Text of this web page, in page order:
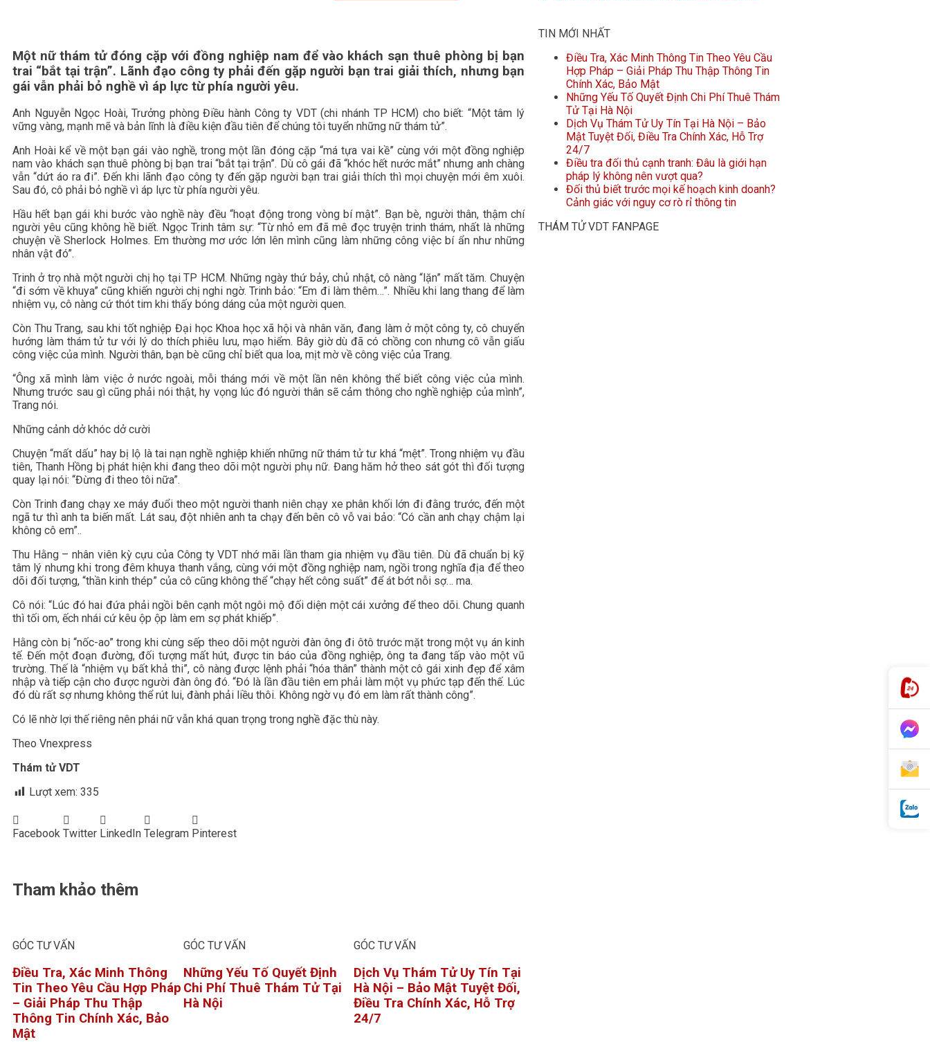
Một nữ thám tử đóng cặp với đồng nghiệp nam để vào khách sạn thuê phòng bị bạn
trai “bắt tại trận”. Lãnh đạo công ty phải đến gặp người bạn trai giải thích, nhưng bạn
gái vẫn phải bỏ nghề vì áp lực từ phía người yêu.
Anh Nguyễn Ngọc Hoài, Trưởng phòng Điều hành Công ty VDT (chi nhánh TP HCM) cho biết: “Một tâm lý
vững vàng, mạnh mẽ và bản lĩnh là điều kiện đầu tiên để chúng tôi tuyển những nữ thám tử”.
Anh Hoài kể về một bạn gái vào nghề, trong một lần đóng cặp “má tựa vai kề” cùng với một đồng nghiệp
nam vào khách sạn thuê phòng bị bạn trai “bắt tại trận”. Dù cô gái đã “khóc hết nước mắt” nhưng anh chàng
vẫn “dứt áo ra đi”. Đến khi lãnh đạo công ty đến gặp người bạn trai giải thích thì mọi chuyện mới êm xuôi.
Sau đó, cô phải bỏ nghề vì áp lực từ phía người yêu.
Hầu hết bạn gái khi bước vào nghề này đều “hoạt động trong vòng bí mật”. Bạn bè, người thân, thậm chí
người yêu cũng không hề biết. Ngọc Trinh tâm sự: “Từ nhỏ em đã mê đọc truyện trinh thám, nhất là những
chuyện về Sherlock Holmes. Em thường mơ ước lớn lên mình cũng làm những công việc bí ẩn như những
nhân vật đó”.
Trinh ở trọ nhà một người chị họ tại TP HCM. Những ngày thứ bảy, chủ nhật, cô nàng “lặn” mất tăm. Chuyện
“đi sớm về khuya” cũng khiến người chị nghi ngờ. Trinh bảo: “Em đi làm thêm…”. Nhiều khi lang thang để làm
nhiệm vụ, cô nàng cứ thót tim khi thấy bóng dáng của một người quen.
Còn Thu Trang, sau khi tốt nghiệp Đại học Khoa học xã hội và nhân văn, đang làm ở một công ty, cô chuyển
hướng làm thám tử tư với lý do thích phiêu lưu, mạo hiểm. Bây giờ dù đã có chồng con nhưng cô vẫn giấu
công việc của mình. Người thân, bạn bè cũng chỉ biết qua loa, mịt mờ về công việc của Trang.
“Ông xã mình làm việc ở nước ngoài, mỗi tháng mới về một lần nên không thể biết công việc của mình.
Nhưng trước sau gì cũng phải nói thật, hy vọng lúc đó người thân sẽ cảm thông cho nghề nghiệp của mình”,
Trang nói.
Những cảnh dở khóc dở cười
Chuyện “mất dấu” hay bị lộ là tai nạn nghề nghiệp khiến những nữ thám tử tư khá “mệt”. Trong nhiệm vụ đầu
tiên, Thanh Hồng bị phát hiện khi đang theo dõi một người phụ nữ. Đang hăm hở theo sát gót thì đối tượng
quay lại nói: “Đừng đi theo tôi nữa”.
Còn Trinh đang chạy xe máy đuổi theo một người thanh niên chạy xe phân khối lớn đi đằng trước, đến một
ngã tư thì anh ta biến mất. Lát sau, đột nhiên anh ta chạy đến bên cô vỗ vai bảo: “Có cần anh chạy chậm lại
không cô em”..
Thu Hằng – nhân viên kỳ cựu của Công ty VDT nhớ mãi lần tham gia nhiệm vụ đầu tiên. Dù đã chuẩn bị kỹ
tâm lý nhưng khi trong đêm khuya thanh vắng, cùng với một đồng nghiệp nam, ngồi trong nghĩa địa để theo
dõi đối tượng, “thần kinh thép” của cô cũng không thể “chạy hết công suất” để át bớt nỗi sợ… ma.
Cô nói: “Lúc đó hai đứa phải ngồi bên cạnh một ngôi mộ đối diện một cái xưởng để theo dõi. Chung quanh
thì tối om, ếch nhái cứ kêu ộp ộp làm em sợ phát khiếp”.
Hằng còn bị “nốc-ao” trong khi cùng sếp theo dõi một người đàn ông đi ôtô trước mặt trong một vụ án kinh
tế. Đến một đoạn đường, đối tượng mất hút, được tin báo của đồng nghiệp, ông ta đang tấp vào một vũ
trường. Thế là “nhiệm vụ bất khả thi”, cô nàng được lệnh phải “hóa thân” thành một cô gái xinh đẹp để xâm
nhập và tiếp cận cho được người đàn ông đó. “Đó là lần đầu tiên em phải làm một vụ phức tạp đến thế. Lúc
đó dù rất sợ nhưng không thể rút lui, đành phải liều thôi. Không ngờ vụ đó em làm rất thành công”.
Có lẽ nhờ lợi thế riêng nên phái nữ vẫn khá quan trọng trong nghề đặc thù này.
Theo Vnexpress
Thám tử VDT
Lượt xem: 335
Facebook Twitter LinkedIn Telegram Pinterest
Tham khảo thêm
GÓC TƯ VẤN
Điều Tra, Xác Minh Thông
Tin Theo Yêu Cầu Hợp Pháp
– Giải Pháp Thu Thập
Thông Tin Chính Xác, Bảo
Mật
GÓC TƯ VẤN
Những Yếu Tố Quyết Định
Chi Phí Thuê Thám Tử Tại
Hà Nội
GÓC TƯ VẤN
Dịch Vụ Thám Tử Uy Tín Tại
Hà Nội – Bảo Mật Tuyệt Đối,
Điều Tra Chính Xác, Hỗ Trợ
24/7
TIN MỚI NHẤT
Điều Tra, Xác Minh Thông Tin Theo Yêu Cầu
Hợp Pháp – Giải Pháp Thu Thập Thông Tin
Chính Xác, Bảo Mật
Những Yếu Tố Quyết Định Chi Phí Thuê Thám
Tử Tại Hà Nội
Dịch Vụ Thám Tử Uy Tín Tại Hà Nội – Bảo
Mật Tuyệt Đối, Điều Tra Chính Xác, Hỗ Trợ
24/7
Điều tra đối thủ cạnh tranh: Đâu là giới hạn
pháp lý không nên vượt qua?
Đối thủ biết trước mọi kế hoạch kinh doanh?
Cảnh giác với nguy cơ rò rỉ thông tin
THÁM TỬ VDT FANPAGE